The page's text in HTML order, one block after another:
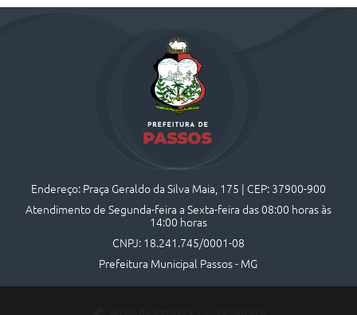
Endereço: Praça Geraldo da Silva Maia, 175 | CEP: 37900-900
Atendimento de Segunda-feira a Sexta-feira das 08:00 horas às
14:00 horas
CNPJ: 18.241.745/0001-08
Prefeitura Municipal Passos - MG